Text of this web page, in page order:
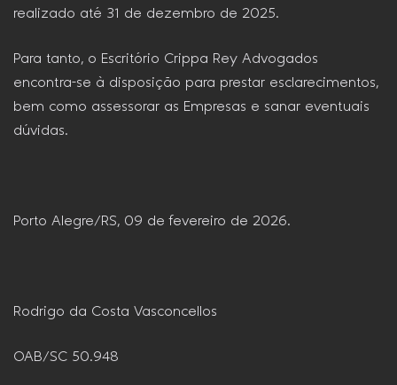
realizado até 31 de dezembro de 2025.
Para tanto, o Escritório Crippa Rey Advogados
encontra-se à disposição para prestar esclarecimentos,
bem como assessorar as Empresas e sanar eventuais
dúvidas.
Porto Alegre/RS, 09 de fevereiro de 2026.
Rodrigo da Costa Vasconcellos
OAB/SC 50.948